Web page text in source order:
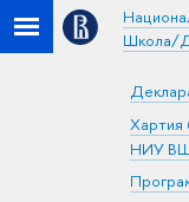
Школа/
Хартия
НИУ